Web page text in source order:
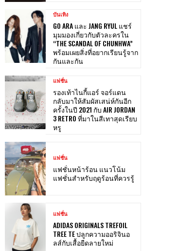
บันเทิง
GO ARA และ JANG RYUL แชร์
มุมมองเกี่ยวกับตัวละครใน
“THE SCANDAL OF CHUNHWA”
พร้อมเผยสิ่งที่อยากเรียนรู้จาก
กันและกัน
แฟชั่น
รองเท้าไนกี้แอร์ จอร์แดน
กลับมาให้สัมผัสเสน่ห์กันอีก
ครั้งในปี 2021 กับ AIR JORDAN
3 RETRO ที่มาในสีเทาสุดเรียบ
หรู
แฟชั่น
แฟชั่นหน้าร้อน แนวโน้ม
แฟชั่นสำหรับฤดูร้อนที่ควรรู้
แฟชั่น
ADIDAS ORIGINALS TREFOIL
TREE TE ปลูกความออริจินอ
ลส์กับเสื้อยืดลายใหม่